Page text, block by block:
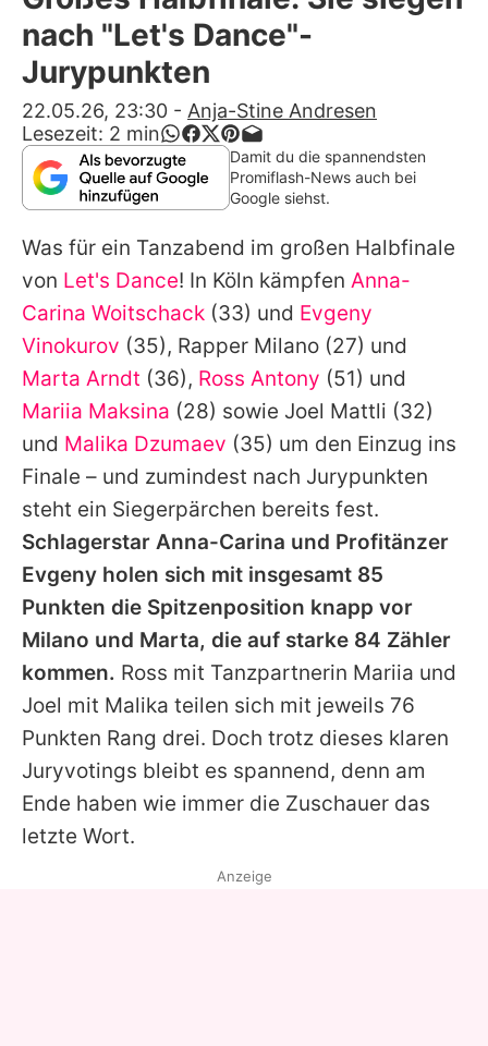
Alle Themen auf Promiflash
App runterladen
Team
Redaktionelle Richtlinien
Impressum
Datenschutzerklärung
Nutzungsbedingungen
Utiq verwalten
nach "Let's Dance"-
Jurypunkten
22.05.26, 23:30 - Anja-Stine Andresen
Lesezeit: 2 min
Damit du die spannendsten
Promiflash-News auch bei
Google siehst.
Was für ein Tanzabend im großen Halbfinale
von Let's Dance! In Köln kämpfen Anna-
Carina Woitschack (33) und Evgeny
Vinokurov (35), Rapper Milano (27) und
Marta Arndt (36), Ross Antony (51) und
Mariia Maksina (28) sowie Joel Mattli (32)
und Malika Dzumaev (35) um den Einzug ins
Finale – und zumindest nach Jurypunkten
steht ein Siegerpärchen bereits fest.
Schlagerstar Anna-Carina und Profitänzer
Evgeny holen sich mit insgesamt 85
Punkten die Spitzenposition knapp vor
Milano und Marta, die auf starke 84 Zähler
kommen. Ross mit Tanzpartnerin Mariia und
Joel mit Malika teilen sich mit jeweils 76
Punkten Rang drei. Doch trotz dieses klaren
Juryvotings bleibt es spannend, denn am
Ende haben wie immer die Zuschauer das
letzte Wort.
Anzeige